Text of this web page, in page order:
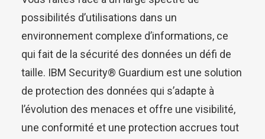
possibilités d’utilisations dans un
environnement complexe d’informations, ce
qui fait de la sécurité des données un défi de
taille. IBM Security® Guardium est une solution
de protection des données qui s’adapte à
l’évolution des menaces et offre une visibilité,
une conformité et une protection accrues tout